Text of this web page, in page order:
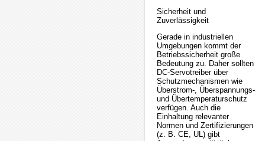
Sicherheit und
Zuverlässigkeit
Gerade in industriellen
Umgebungen kommt der
Betriebssicherheit große
Bedeutung zu. Daher sollten
DC-Servotreiber über
Schutzmechanismen wie
Überstrom-, Überspannungs-
und Übertemperaturschutz
verfügen. Auch die
Einhaltung relevanter
Normen und Zertifizierungen
(z. B. CE, UL) gibt